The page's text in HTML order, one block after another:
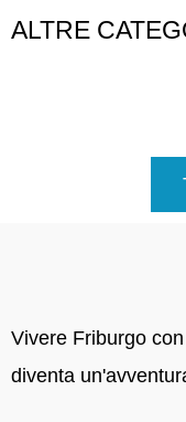
ALTRE
Vivere Friburgo
diventa